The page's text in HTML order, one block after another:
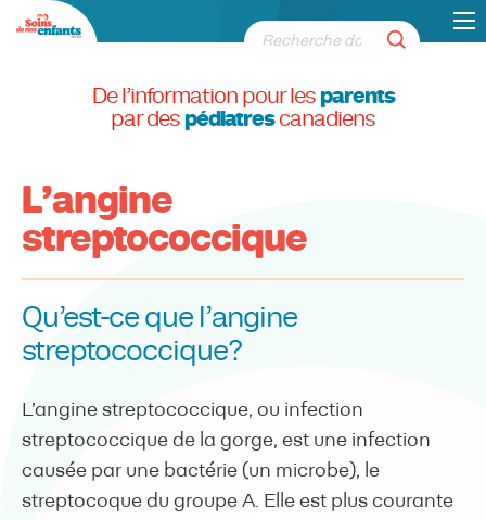
De l’information pour les parents
par des pédiatrescanadiens
L’angine
streptococcique
Qu’est-ce que l’angine
streptococcique?
L’angine streptococcique, ou infection
streptococcique de la gorge, est une infection
causée par une bactérie (un microbe), le
streptocoque du groupe A. Elle est plus courante